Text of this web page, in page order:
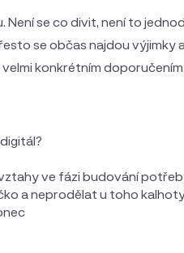
Není se co divit, není to
se občas najdou výjimky
konkrétním
ve fázi budování
a neprodělat u toho